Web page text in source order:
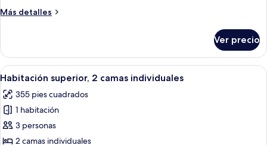
cama
Más detalles
Más
superior,
cama
size
Ver precio
Abrir
todas
las
fotos
de
Habitación
Minibar, caja de seguridad en la
6
Habitación superior, 2 camas individuales
355 pies cuadrados
1 habitación
3 personas
2 camas individuales